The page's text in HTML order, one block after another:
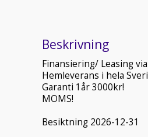
Beskrivning
Finansiering/ Leasing
Hemleverans i hela
Garanti 1år 3000kr!
MOMS!
Besiktning 2026-12-31